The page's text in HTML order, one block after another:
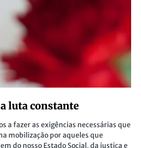
luta constante
a fazer as exigências necessárias que
mobilização por aqueles que
do nosso Estado Social, da justiça e